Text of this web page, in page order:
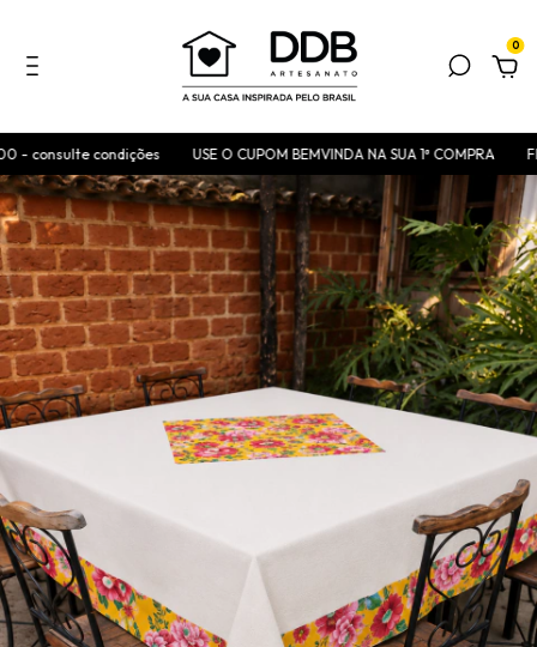
0
- consulte condições USE O CUPOM BEMVINDA NA SUA 1ª COMPRA